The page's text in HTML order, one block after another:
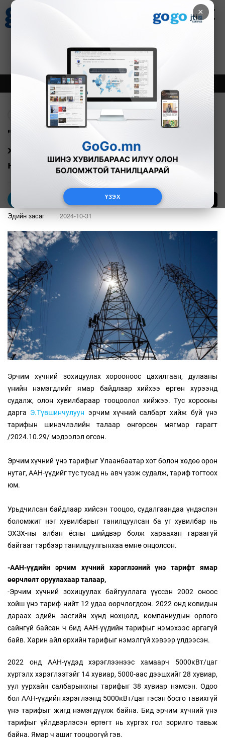
×
ҮЗЭХ
Зурхай
8.07
Онцлох Шинэ
"ААН-үүдийн эрчим хүчний
хэрэглээний тарифыг жигд
нэмэгдүүлнэ"
Эдийн засаг 2024-10-31
Эрчим хүчний зохицуулах хорооноос цахилгаан, дулааны
үнийн нэмэгдлийг ямар байдлаар хийхээ өргөн хүрээнд
судалж, олон хувилбараар тооцоолол хийжээ. Тус хорооны
дарга Э.Түвшинчулуун эрчим хүчний салбарт хийж буй үнэ
тарифын шинэчлэлийн талаар өнгөрсөн мягмар гарагт
/2024.10.29/ мэдээлэл өгсөн.
Эрчим хүчний үнэ тарифыг Улаанбаатар хот болон хөдөө орон
нутаг, ААН-үүдийг тус тусад нь авч үзэж судалж, тариф тогтоох
юм.
Урьдчилсан байдлаар хийсэн тооцоо, судалгаандаа үндэслэн
боломжит нэг хувилбарыг танилцуулсан ба уг хувилбар нь
ЭХЗХ-ны албан ёсны шийдвэр болж хараахан гараагүй
байгааг тэрбээр танилцуулгынхаа өмнө онцолсон.
-ААН-үүдийн эрчим хүчний хэрэглээний үнэ тарифт ямар
өөрчлөлт оруулахаар талаар,
-Эрчим хүчний зохицуулах байгууллага үүссэн 2002 оноос
хойш үнэ тариф нийт 12 удаа өөрчлөгдсөн. 2022 онд ковидын
дараах эдийн засгийн хүнд нөхцөлд, компаниудын орлого
сайнгүй байсан ч бид ААН-үүдийн тарифыг нэмэхээс аргагүй
байв. Харин айл өрхийн тарифыг нэмэлгүй хэвээр үлдээсэн.
2022 онд ААН-үүдэд хэрэглээнээс хамаарч 5000кВт/цаг
хүртэлх хэрэглээтэйг 14 хувиар, 5000-аас дээшхийг 28 хувиар,
уул уурхайн салбарынхны тарифыг 38 хувиар нэмсэн. Одоо
бол ААН-үүдийн хэрэглээнд 5000кВт/цаг гэсэн босго тавихгүй
үнэ тарифыг жигд нэмэгдүүлж байна. Бид эрчим хүчний үнэ
тарифыг үйлдвэрлэсэн өртөгт нь хүргэх гол зорилго тавьж
байна. Ямар ч ашиг тооцоогүй гэв.